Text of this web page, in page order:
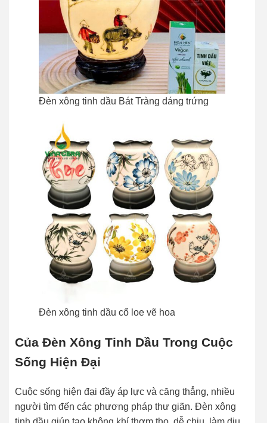
Đèn xông tinh dầu Bát Tràng dáng trứng
Đèn xông tinh dầu cổ loe vẽ hoa
Của Đèn Xông Tinh Dầu Trong Cuộc
Sống Hiện Đại
Cuộc sống hiện đại đầy áp lực và căng thẳng, nhiều
người tìm đến các phương pháp thư giãn. Đèn xông